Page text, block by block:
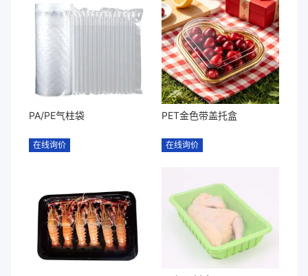
PA/PE气柱袋
在线询价
PET金色带盖托盒
在线询价